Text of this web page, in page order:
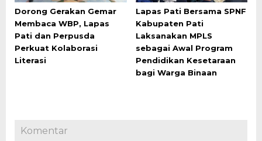
Dorong Gerakan Gemar
Membaca WBP, Lapas
Pati dan Perpusda
Perkuat Kolaborasi
Literasi
Lapas Pati Bersama SPNF
Kabupaten Pati
Laksanakan MPLS
sebagai Awal Program
Pendidikan Kesetaraan
bagi Warga Binaan
Komentar